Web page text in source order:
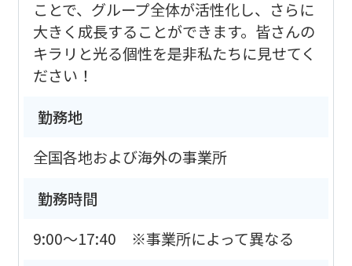
ことで、グループ全体が活性化し、さらに
大きく成長することができます。皆さんの
キラリと光る個性を是非私たちに見せてく
ださい！
勤務地
全国各地および海外の事業所
勤務時間
9:00～17:40 ※事業所によって異なる